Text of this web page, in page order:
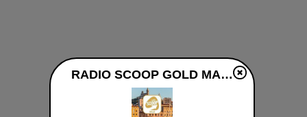
RADIO SCOOP GOLD MARSEILLE en ligne